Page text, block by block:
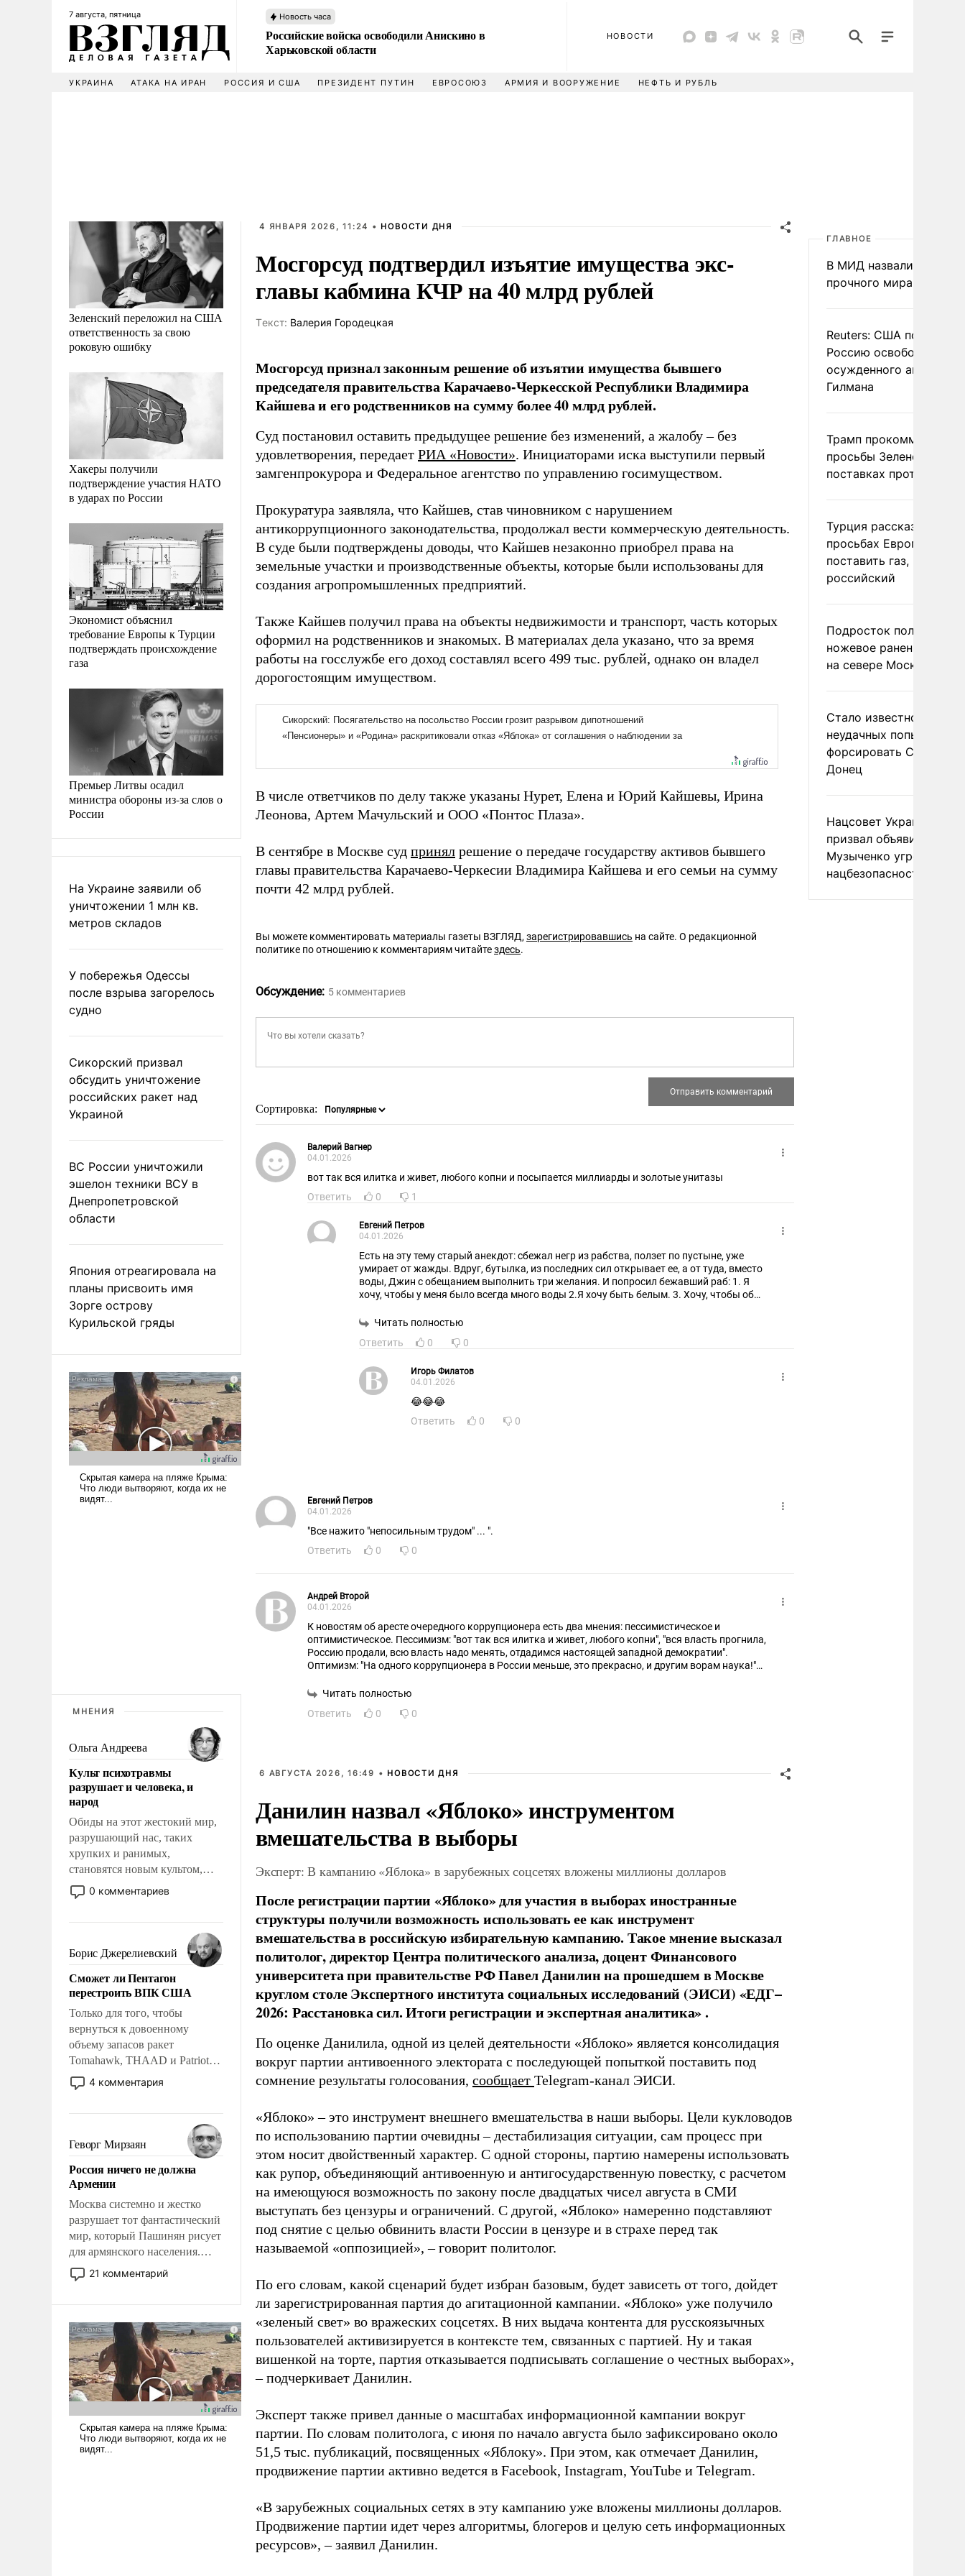
7 августа, пятница Новость часа
Российские войска освободили Анискино в
Харьковской области
НОВОСТИ
УКРАИНА АТАКА НА ИРАН РОССИЯ И США ПРЕЗИДЕНТ ПУТИН ЕВРОСОЮЗ АРМИЯ И ВООРУЖЕНИЕ НЕФТЬ И РУБЛЬ
Зеленский переложил на США
ответственность за свою
роковую ошибку
Хакеры получили
подтверждение участия НАТО
в ударах по России
Экономист объяснил
требование Европы к Турции
подтверждать происхождение
газа
Премьер Литвы осадил
министра обороны из-за слов о
России
На Украине заявили об
уничтожении 1 млн кв.
метров складов
У побережья Одессы
после взрыва загорелось
судно
Сикорский призвал
обсудить уничтожение
российских ракет над
Украиной
ВС России уничтожили
эшелон техники ВСУ в
Днепропетровской
области
Япония отреагировала на
планы присвоить имя
Зорге острову
Курильской гряды
МНЕНИЯ
Ольга Андреева
Культ психотравмы
разрушает и человека, и
народ
Обиды на этот жестокий мир,
разрушающий нас, таких
хрупких и ранимых,
становятся новым культом,
постепенно вытесняя и
отменяя традиционное
мужественным и твердым под
ударами судьбы, брать на себя
ответственность, помогать
слабым, идти вперед и
адаптироваться.
0 комментариев
Борис Джерелиевский
Сможет ли Пентагон
перестроить ВПК США
Только для того, чтобы
вернуться к довоенному
объему запасов ракет
Tomahawk, THAAD и Patriot
США потребуется более трех
лет. Даже небольшая война с
Сложившаяся ситуация
означает многолетний период
уязвимости США, например,
перед Китаем.
4 комментария
Геворг Мирзаян
Россия ничего не должна
Армении
Москва системно и жестко
разрушает тот фантастический
мир, который Пашинян рисует
для армянского населения.
Мир, где политические
прожекты будут безусловно
налогоплательщиков и где
Еревану за свои поступки не
нужно отвечать.
21 комментарий
4 ЯНВАРЯ 2026, 11:24 • НОВОСТИ ДНЯ
Мосгорсуд подтвердил изъятие имущества экс-
главы кабмина КЧР на 40 млрд рублей
Tекст: Валерия Городецкая
Мосгорсуд признал законным решение об изъятии имущества бывшего
председателя правительства Карачаево-Черкесской Республики Владимира
Кайшева и его родственников на сумму более 40 млрд рублей.
Суд постановил оставить предыдущее решение без изменений, а жалобу – без
удовлетворения, передает РИА «Новости». Инициаторами иска выступили первый
замгенпрокурора и Федеральное агентство по управлению госимуществом.
Прокуратура заявляла, что Кайшев, став чиновником с нарушением
антикоррупционного законодательства, продолжал вести коммерческую деятельность.
В суде были подтверждены доводы, что Кайшев незаконно приобрел права на
земельные участки и производственные объекты, которые были использованы для
создания агропромышленных предприятий.
Также Кайшев получил права на объекты недвижимости и транспорт, часть которых
оформил на родственников и знакомых. В материалах дела указано, что за время
работы на госслужбе его доход составлял всего 499 тыс. рублей, однако он владел
дорогостоящим имуществом.
В числе ответчиков по делу также указаны Нурет, Елена и Юрий Кайшевы, Ирина
Леонова, Артем Мачульский и ООО «Понтос Плаза».
В сентябре в Москве суд принял решение о передаче государству активов бывшего
главы правительства Карачаево-Черкесии Владимира Кайшева и его семьи на сумму
почти 42 млрд рублей.
Вы можете комментировать материалы газеты ВЗГЛЯД, зарегистрировавшись на сайте. О редакционной
политике по отношению к комментариям читайтездесь.
Обсуждение: 5 комментариев
Сортировка:
Валерий Вагнер
04.01.2026
вот так вся илитка и живет, любого копни и посыпается миллиарды и золотые унитазы
Ответить
0 1
Евгений Петров
04.01.2026
Есть на эту тему старый анекдот: сбежал негр из рабства, ползет по пустыне, уже
умирает от жажды. Вдруг, бутылка, из последних сил открывает ее, а от туда, вместо
воды, Джин с обещанием выполнить три желания. И попросил бежавший раб: 1. Я
хочу, чтобы у меня было всегда много воды 2.Я хочу быть белым. 3. Хочу, чтобы об
сделал его "унитазом в женском туалете".
Читать полностью
Ответить
0 0
Игорь Филатов
04.01.2026
😂😂😂
Ответить
0 0
Евгений Петров
04.01.2026
"Все нажито "непосильным трудом" ... ".
Ответить
0 0
Андрей Второй
04.01.2026
К новостям об аресте очередного коррупционера есть два мнения: пессимистическое и
оптимистическое. Пессимизм: "вот так вся илитка и живет, любого копни", "вся власть прогнила,
Россию продали, всю власть надо менять, отдадимся настоящей западной демократии".
Оптимизм: "На одного коррупционера в России меньше, это прекрасно, и другим ворам наука!"
Я оптимист.
Читать полностью
Ответить
0 0
6 АВГУСТА 2026, 16:49 • НОВОСТИ ДНЯ
Данилин назвал «Яблоко» инструментом
вмешательства в выборы
Эксперт: В кампанию «Яблока» в зарубежных соцсетях вложены миллионы долларов
После регистрации партии «Яблоко» для участия в выборах иностранные
структуры получили возможность использовать ее как инструмент
вмешательства в российскую избирательную кампанию. Такое мнение высказал
политолог, директор Центра политического анализа, доцент Финансового
университета при правительстве РФ Павел Данилин на прошедшем в Москве
круглом столе Экспертного института социальных исследований (ЭИСИ) «ЕДГ–
2026: Расстановка сил. Итоги регистрации и экспертная аналитика» .
По оценке Данилила, одной из целей деятельности «Яблоко» является консолидация
вокруг партии антивоенного электората с последующей попыткой поставить под
сомнение результаты голосования, сообщает Telegram-канал ЭИСИ.
«Яблоко» – это инструмент внешнего вмешательства в наши выборы. Цели кукловодов
по использованию партии очевидны – дестабилизация ситуации, сам процесс при
этом носит двойственный характер. С одной стороны, партию намерены использовать
как рупор, объединяющий антивоенную и антигосударственную повестку, с расчетом
на имеющуюся возможность по закону после двадцатых чисел августа в СМИ
выступать без цензуры и ограничений. С другой, «Яблоко» намеренно подставляют
под снятие с целью обвинить власти России в цензуре и в страхе перед так
называемой «оппозицией», – говорит политолог.
По его словам, какой сценарий будет избран базовым, будет зависеть от того, дойдет
ли зарегистрированная партия до агитационной кампании. «Яблоко» уже получило
«зеленый свет» во вражеских соцсетях. В них выдача контента для русскоязычных
пользователей активизируется в контексте тем, связанных с партией. Ну и такая
вишенкой на торте, партия отказывается подписывать соглашение о честных выборах»,
– подчеркивает Данилин.
Эксперт также привел данные о масштабах информационной кампании вокруг
партии. По словам политолога, с июня по начало августа было зафиксировано около
51,5 тыс. публикаций, посвященных «Яблоку». При этом, как отмечает Данилин,
продвижение партии активно ведется в Facebook, Instagram, YouTube и Telegram.
«В зарубежных социальных сетях в эту кампанию уже вложены миллионы долларов.
Продвижение партии идет через алгоритмы, блогеров и целую сеть информационных
ресурсов», – заявил Данилин.
ГЛАВНОЕ
В МИД назвали условия
прочного мира на
Reuters: США
Россию освободить
осужденного
Гилмана
Трамп
просьбы Зеленского о
поставках
Турция рассказала о
просьбах Европы
поставить газ, но не
российский
Подросток получил
ножевое ранение в
на севере Москвы
Стало известно о
неудачных попытках
форсировать
Донец
Нацсовет Украины по
призвал объявить
Музыченко угрозой
нацбезопасности